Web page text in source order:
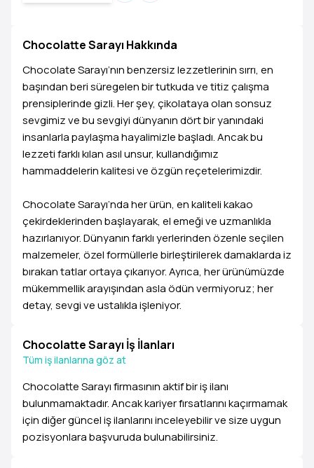
Chocolatte Sarayı Hakkında
Chocolate Sarayı’nın benzersiz lezzetlerinin sırrı, en
başından beri süregelen bir tutkuda ve titiz çalışma
prensiplerinde gizli. Her şey, çikolataya olan sonsuz
sevgimiz ve bu sevgiyi dünyanın dört bir yanındaki
insanlarla paylaşma hayalimizle başladı. Ancak bu
lezzeti farklı kılan asıl unsur, kullandığımız
hammaddelerin kalitesi ve özgün reçetelerimizdir.
Chocolate Sarayı’nda her ürün, en kaliteli kakao
çekirdeklerinden başlayarak, el emeği ve uzmanlıkla
hazırlanıyor. Dünyanın farklı yerlerinden özenle seçilen
malzemeler, özel formüllerle birleştirilerek damaklarda iz
bırakan tatlar ortaya çıkarıyor. Ayrıca, her ürünümüzde
mükemmellik arayışından asla ödün vermiyoruz; her
detay, sevgi ve ustalıkla işleniyor.
Chocolatte Sarayı İş İlanları
Tüm iş ilanlarına göz at
Chocolatte Sarayı firmasının aktif bir iş ilanı
bulunmamaktadır. Ancak kariyer fırsatlarını kaçırmamak
için diğer güncel iş ilanlarını inceleyebilir ve size uygun
pozisyonlara başvuruda bulunabilirsiniz.